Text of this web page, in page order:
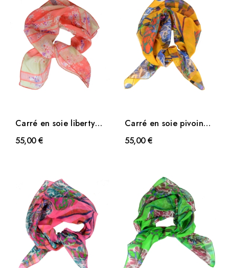
Carré en soie liberty
corail
55,00 €
Carré en soie pivoine
jaune
55,00 €